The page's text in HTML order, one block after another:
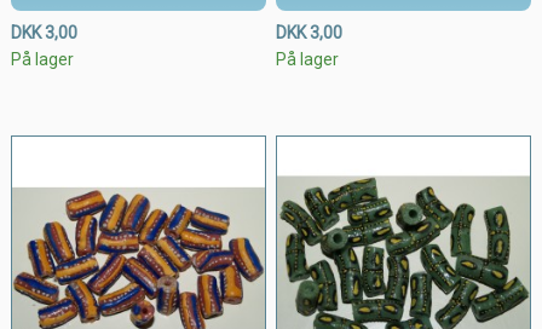
DKK 3,00
På lager
DKK 3,00
På lager